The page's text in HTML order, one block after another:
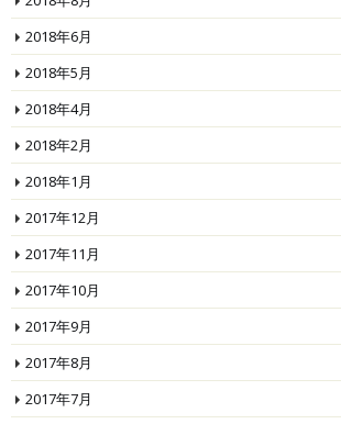
2018年6月
2018年5月
2018年4月
2018年2月
2018年1月
2017年12月
2017年11月
2017年10月
2017年9月
2017年8月
2017年7月